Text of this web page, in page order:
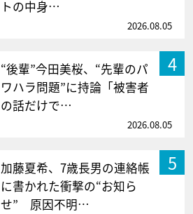
トの中身…
2026.08.05
4
“後輩”今田美桜、“先輩のパ
ワハラ問題”に持論「被害者
の話だけで…
2026.08.05
5
加藤夏希、7歳長男の連絡帳
に書かれた衝撃の“お知ら
せ” 原因不明…